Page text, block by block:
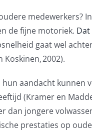
medewerkers?
de fijne motoriek.
gaatwel
Koskinen,2002).
aandacht kunnen
(Kramer en
dan jongere
prestaties op